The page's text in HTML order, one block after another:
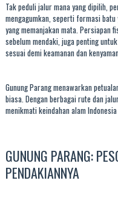
Tak peduli jalur mana yang dipilih,
mengagumkan, seperti formasi
yang memanjakan mata. Persiapan
sebelum mendaki, juga penting
sesuai demi keamanan dan
Gunung Parang menawarkan
biasa. Dengan berbagai rute dan
menikmati keindahan alam
GUNUNG PARANG:
PENDAKIANNYA